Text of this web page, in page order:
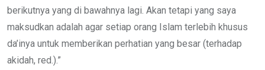
berikutnya yang di bawahnya lagi. Akan tetapi yang saya
maksudkan adalah agar setiap orang Islam terlebih khusus
da’inya untuk memberikan perhatian yang besar (terhadap
akidah, red.).”